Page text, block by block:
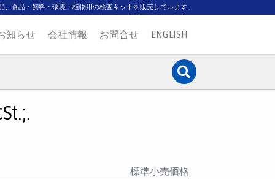
食品・飼料・環境・植物用の検査キットを販売しています。
知らせ 会社情報 お問合せ ENGLISH
標準小売価格